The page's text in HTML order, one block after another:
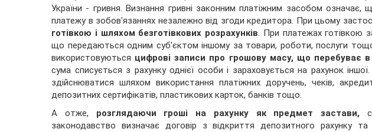
України - гривня. Визнання гривні законним платіжним засобом
платежу в зобов'язаннях незалежно від згоди кредитора. При цьому
готівкою і шляхом безготівкових розрахунків. При платежах готівкою
що передаються одним суб'єктом іншому за товари, роботи, послуги
використовуються цифрові записи про грошову масу, що перебуває в
сума списується з рахунку однієї особи і зараховується на рахунок
здійснюватися шляхом використання платіжних доручень, чеків,
депозитних сертифікатів, пластикових карток, банків тощо.
А отже, розглядаючи гроші на рахунку як предмет застави,
законодавство визначає договір з відкриття депозитного рахунку